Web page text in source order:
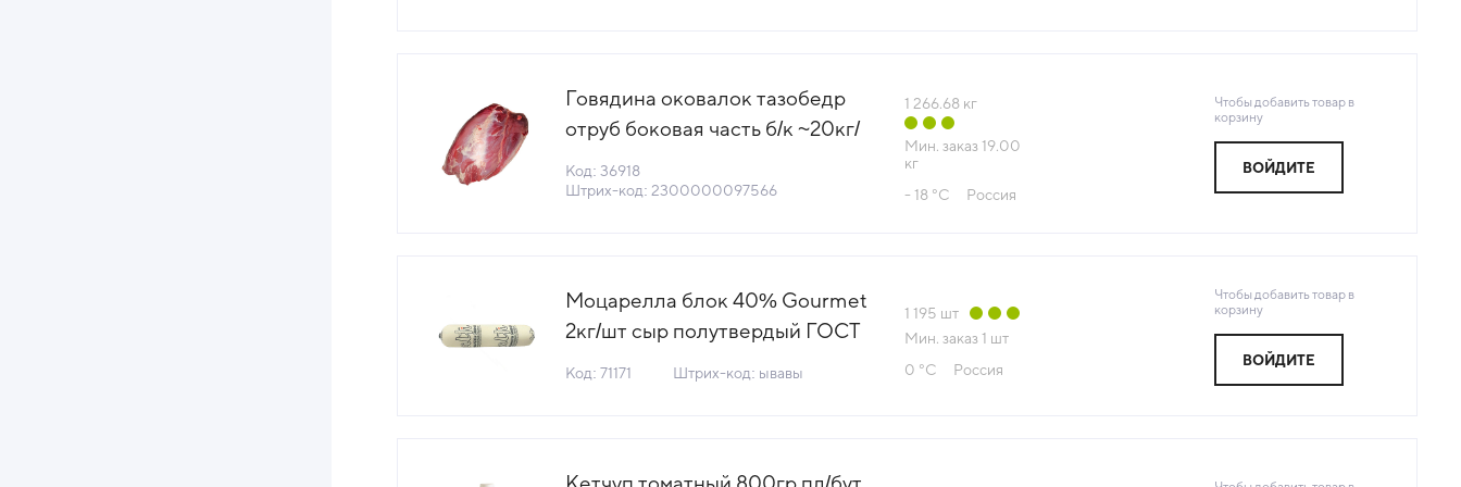
Говядина оковалок тазобедр
отруб боковая часть б/к ~20кг/
(КОР) (КОД 36918) (-18°С)
Код: 36918
Штрих-код: 2300000097566
1 266.68кг
Мин. заказ 19.00
кг
- 18 °С
Россия
Чтобы добавить товар в
корзину
ВОЙДИТЕ
Моцарелла блок 40% Gourmet
2кг/шт сыр полутвердый ГОСТ
Код: 71171 Штрих-код: ывавы
1 195 шт
Мин. заказ 1 шт
0 °С
Россия
Чтобы добавить товар в
корзину
ВОЙДИТЕ